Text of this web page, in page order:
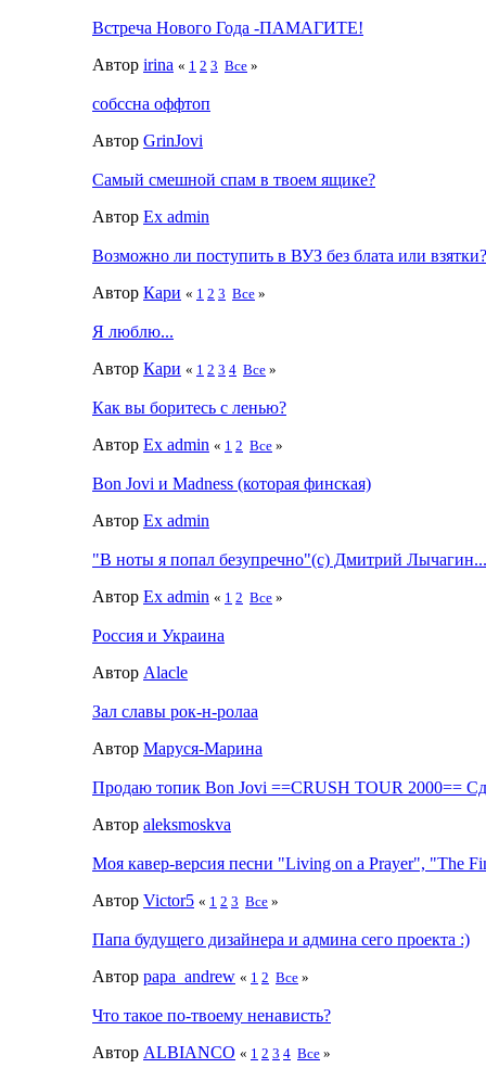
Встреча Нового Года -ПАМАГИТЕ!
Автор irina « 1 2 3 Все »
собссна оффтоп
Автор GrinJovi
Самый смешной спам в твоем ящике?
Автор Ex admin
Возможно ли поступить в ВУЗ без блата или взятки?
Автор Кари « 1 2 3 Все »
Я люблю...
Автор Кари « 1 2 3 4 Все »
Как вы боритесь с ленью?
Автор Ex admin « 1 2 Все »
Bon Jovi и Madness (которая финская)
Автор Ex admin
"В ноты я попал безупречно"(с) Дмитрий Лычагин...
Автор Ex admin « 1 2 Все »
Россия и Украина
Автор Alacle
Зал славы рок-н-ролаа
Автор Маруся-Марина
Продаю топик Bon Jovi ==CRUSH TOUR 2000==
Автор aleksmoskva
Моя кавер-версия песни "Living on a Prayer", "The
Автор Victor5 « 1 2 3 Все »
Папа будущего дизайнера и админа сего проекта :)
Автор papa_andrew « 1 2 Все »
Что такое по-твоему ненависть?
Автор ALBIANCO « 1 2 3 4 Все »